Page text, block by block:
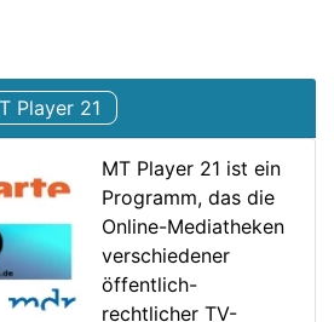
Player 21
MT Player 21 ist ein
Programm, das die
Online-Mediatheken
verschiedener
öffentlich-
rechtlicher TV-